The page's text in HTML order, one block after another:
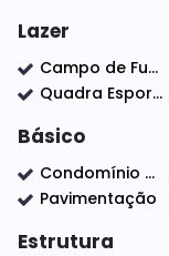
Condomínio com
Agende sua
Imobiliária
Lazer
Campo de Futebol
Quadra Esportiva
Básico
Condomínio com segurança e controle de acesso 24 horas e lazer completo, com fácil acesso as principais avenidas e centro da cidade.
Pavimentação
Estrutura